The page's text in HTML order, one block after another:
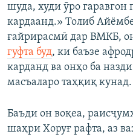
шуда, худи ӯро гаравгон
кардаанд.» Толиб
ғайрирасмӣ дар ВМКБ,
гуфта буд, ки баъзе
карданд ва онҳо ба
масъаларо таҳқиқ кунад.
Баъди он воқеа,
шаҳри Хоруғ рафта, аз